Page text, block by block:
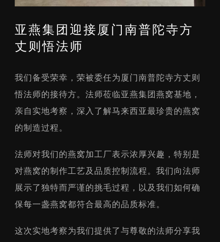
亚燕集团迎接厦门南普陀寺方
丈则悟法师
我们备受荣幸，荣被委任为厦门南普陀寺方丈则
悟法师的接待方。法师莅临亚燕集团燕窝基地，
亲自实地考察，深入了解马来西亚最珍贵的燕窝
的制造过程。
法师对我们的燕窝加工厂表示浓厚兴趣，特别是
对燕窝的制作工艺及品质控制流程。我们向法师
展示了独特而严谨的挑毛过程，以及我们如何确
保每一盏燕窝都符合最高的品质标准。
这次实地考察为我们提供了与尊敬的法师分享我